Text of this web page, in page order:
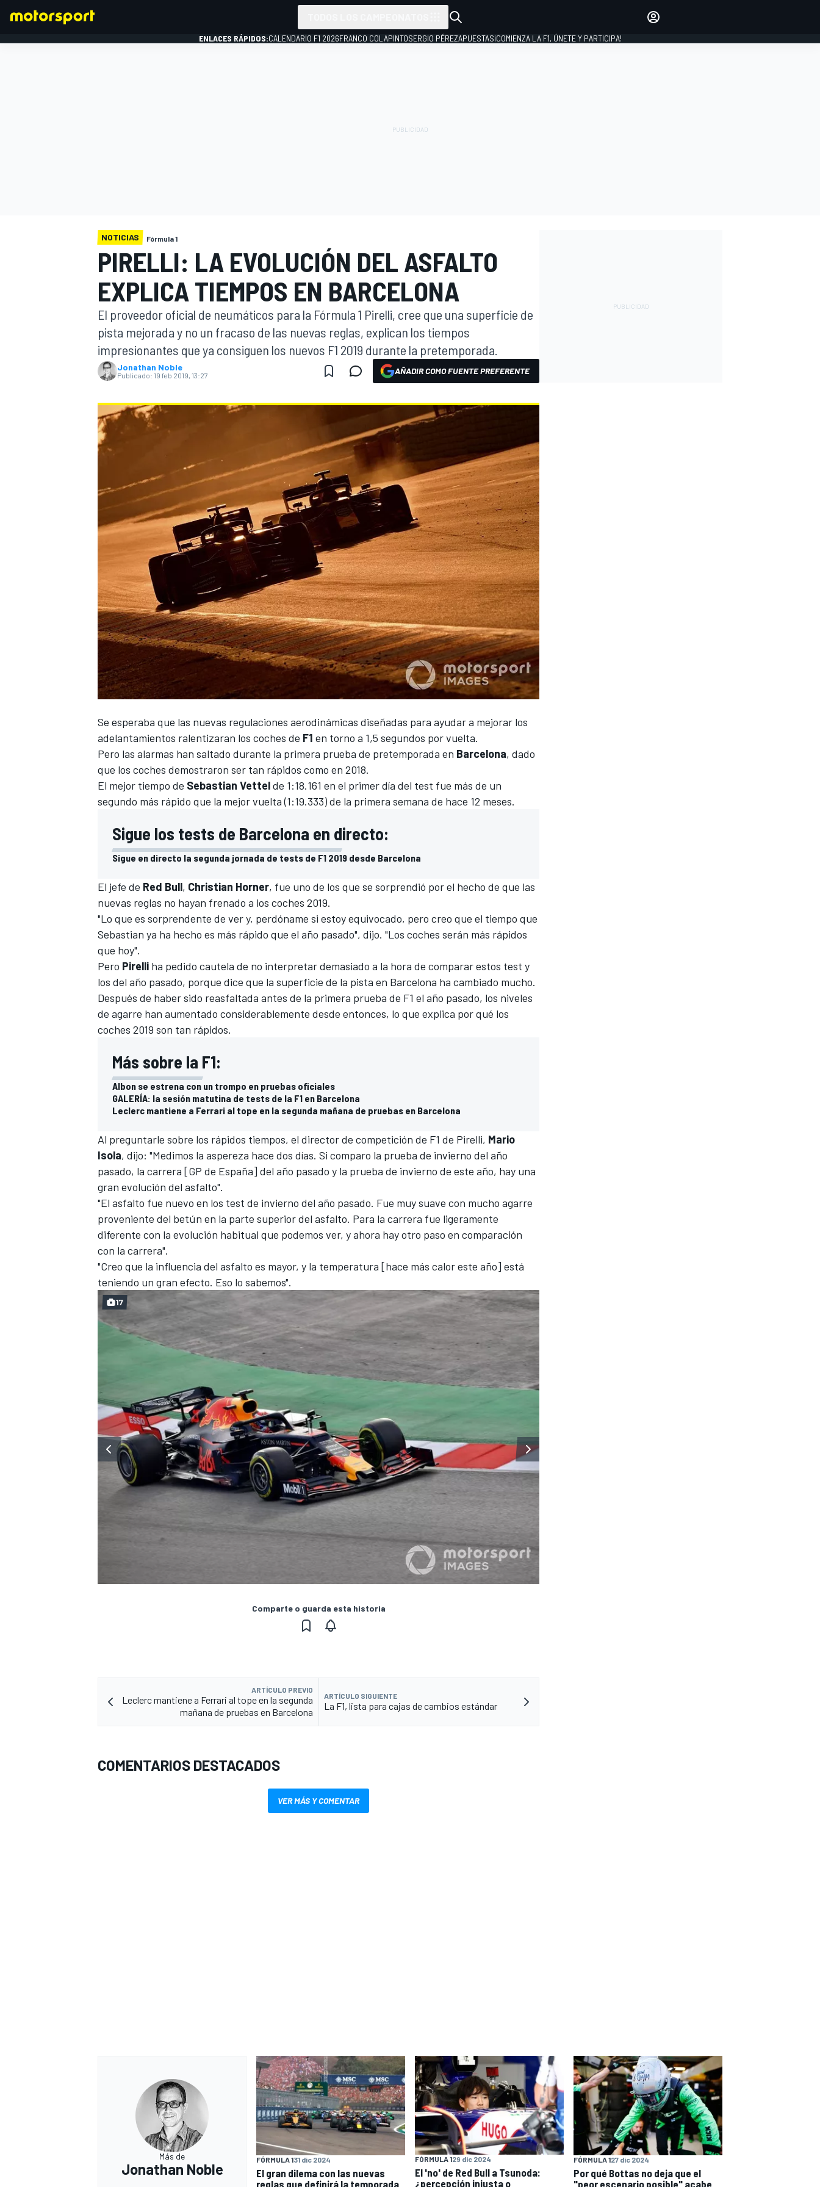
INDYCAR
NASCAR CUP
FÓRMULA E
WRC
MÁS CATEGORÍAS
INICIAR SESIÓN
ENLACES RÁPIDOS:CALENDARIO F1 2026FRANCO COLAPINTOSERGIO PÉREZAPUESTAS¡COMIENZA LA F1, ÚNETE Y PARTICIPA!
NOTICIAS Fórmula 1
PIRELLI: LA EVOLUCIÓN DEL ASFALTO
EXPLICA TIEMPOS EN BARCELONA
El proveedor oficial de neumáticos para la Fórmula 1 Pirelli, cree que una superficie de
pista mejorada y no un fracaso de las nuevas reglas, explican los tiempos
impresionantes que ya consiguen los nuevos F1 2019 durante la pretemporada.
Jonathan Noble
Publicado: 19 feb 2019, 13:27 AÑADIR COMO FUENTE PREFERENTE
Se esperaba que las nuevas regulaciones aerodinámicas diseñadas para ayudar a mejorar los
adelantamientos ralentizaran los coches de F1 en torno a 1,5 segundos por vuelta.
Pero las alarmas han saltado durante la primera prueba de pretemporada en Barcelona, dado
que los coches demostraron ser tan rápidos como en 2018.
El mejor tiempo de Sebastian Vettelde 1:18.161 en el primer día del test fue más de un
segundo más rápido que la mejor vuelta (1:19.333) de la primera semana de hace 12 meses.
Sigue los tests de Barcelona en directo:
Sigue en directo la segunda jornada de tests de F1 2019 desde Barcelona
El jefe de Red Bull, Christian Horner, fue uno de los que se sorprendió por el hecho de que las
nuevas reglas no hayan frenado a los coches 2019.
"Lo que es sorprendente de ver y, perdóname si estoy equivocado, pero creo que el tiempo que
Sebastian ya ha hecho es más rápido que el año pasado", dijo. "Los coches serán más rápidos
que hoy".
Pero Pirelli ha pedido cautela de no interpretar demasiado a la hora de comparar estos test y
los del año pasado, porque dice que la superficie de la pista en Barcelona ha cambiado mucho.
Después de haber sido reasfaltada antes de la primera prueba de F1 el año pasado, los niveles
de agarre han aumentado considerablemente desde entonces, lo que explica por qué los
coches 2019 son tan rápidos.
Más sobre la F1:
Albon se estrena con un trompo en pruebas oficiales
GALERÍA: la sesión matutina de tests de la F1 en Barcelona
Leclerc mantiene a Ferrari al tope en la segunda mañana de pruebas en Barcelona
Al preguntarle sobre los rápidos tiempos, el director de competición de F1 de Pirelli, Mario
Isola, dijo: "Medimos la aspereza hace dos días. Si comparo la prueba de invierno del año
pasado, la carrera [GP de España] del año pasado y la prueba de invierno de este año, hay una
gran evolución del asfalto".
"El asfalto fue nuevo en los test de invierno del año pasado. Fue muy suave con mucho agarre
proveniente del betún en la parte superior del asfalto. Para la carrera fue ligeramente
diferente con la evolución habitual que podemos ver, y ahora hay otro paso en comparación
con la carrera".
"Creo que la influencia del asfalto es mayor, y la temperatura [hace más calor este año] está
teniendo un gran efecto. Eso lo sabemos".
17
Comparte o guarda esta historia
ARTÍCULO PREVIO
Leclerc mantiene a Ferrari al tope en la segunda
mañana de pruebas en Barcelona
ARTÍCULO SIGUIENTE
La F1, lista para cajas de cambios estándar
COMENTARIOS DESTACADOS
VER MÁS Y COMENTAR
Más de
Jonathan Noble
FÓRMULA 131 dic 2024
El gran dilema con las nuevas
reglas que definirá la temporada
FÓRMULA 129 dic 2024
El 'no' de Red Bull a Tsunoda:
¿percepción injusta o
FÓRMULA 127 dic 2024
Por qué Bottas no deja que el
"peor escenario posible" acabe